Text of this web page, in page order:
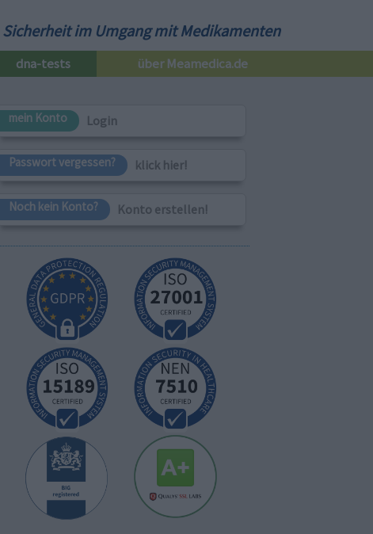
Sicherheit im Umgang mit Medikamenten
dna-tests über Meamedica.de
mein Konto Login
Passwort vergessen? klick hier!
Noch kein Konto? Konto erstellen!